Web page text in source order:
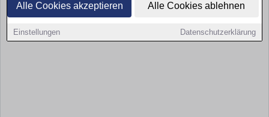
Alle Cookies akzeptieren Alle Cookies ablehnen
Einstellungen Datenschutzerklärung